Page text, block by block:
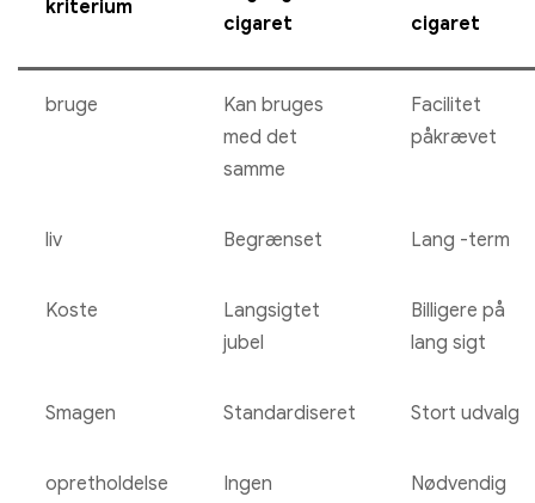
kriterium
cigaret
cigaret
bruge
Kan bruges
med det
samme
Facilitet
påkrævet
liv Begrænset Lang -term
Koste
Langsigtet
jubel
Billigere på
lang sigt
Smagen Standardiseret Stort udvalg
opretholdelse Ingen
Nødvendig